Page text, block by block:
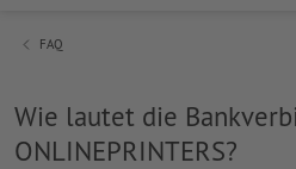
FAQ
Wie lautet die
ONLINEPRINTERS?